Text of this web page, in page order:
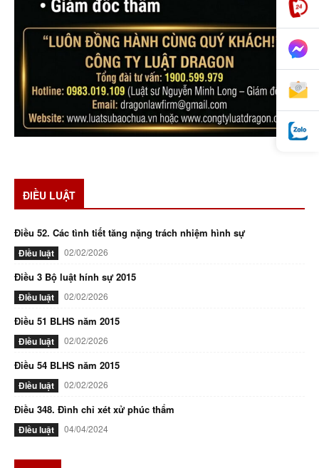
ĐIỀU LUẬT
Điều 52. Các tình tiết tăng nặng trách nhiệm hình sự
Điều luật 02/02/2026
Điều 3 Bộ luật hính sự 2015
Điều luật 02/02/2026
Điều 51 BLHS năm 2015
Điều luật 02/02/2026
Điều 54 BLHS năm 2015
Điều luật 02/02/2026
Điều 348. Đình chỉ xét xử phúc thẩm
Điều luật 04/04/2024